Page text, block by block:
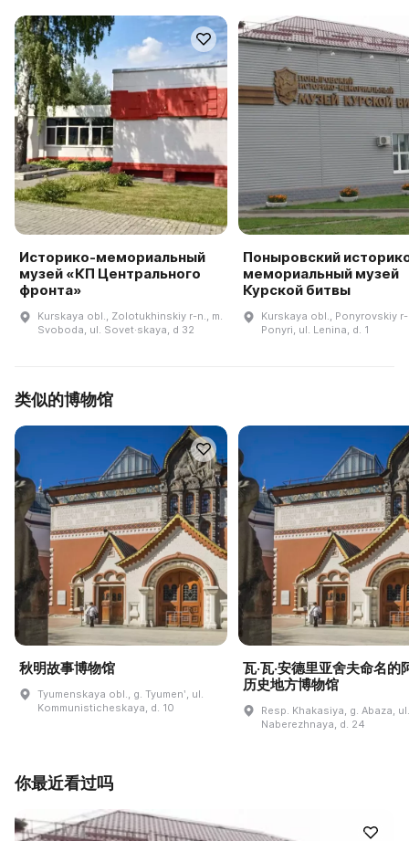
Историко-мемориальный
музей «КП Центрального
фронта»
Kurskaya obl., Zolotukhinskiy r-n., m.
Svoboda, ul. Sovet·skaya, d 32
Поныровский
мемориальный музей
Курской битвы
Kurskaya obl., Ponyrovskiy
Ponyri, ul. Lenina, d. 1
类似的博物馆
秋明故事博物馆
Tyumenskaya obl., g. Tyumenʹ, ul.
Kommunisticheskaya, d. 10
瓦·瓦·安德里亚舍夫命名的
历史地方博物馆
Resp. Khakasiya, g. Abaza, ul.
Naberezhnaya, d. 24
你最近看过吗